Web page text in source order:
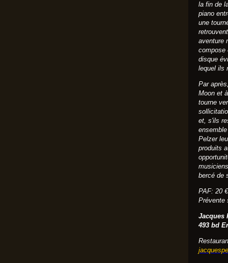
la fin de
piano
une
aventure
compose
disque
lequel ils
Par
Moon et
tourne
et, s'ils
Pelzer
produits
bercé de
PAF: 20 €
Prévente
Jacques
493 bd